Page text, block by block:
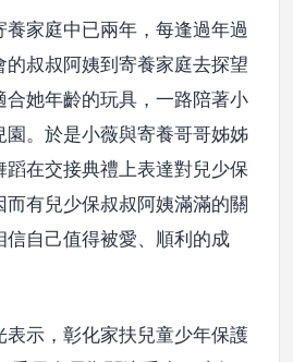
家庭中已兩年，每逢過年過
叔叔阿姨到寄養家庭去探望
合她年齡的玩具，一路陪著小
園。於是小薇與寄養哥哥姊姊
蹈在交接典禮上表達對兒少保
有兒少保叔叔阿姨滿滿的關
信自己值得被愛、順利的成
表示，彰化家扶兒童少年保護